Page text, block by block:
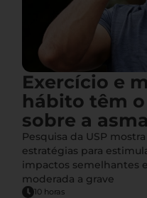
Exercício e
hábito têm
sobre a
Pesquisa da USP
estratégias para
impactos semelhantes
moderada a grave
10 horas